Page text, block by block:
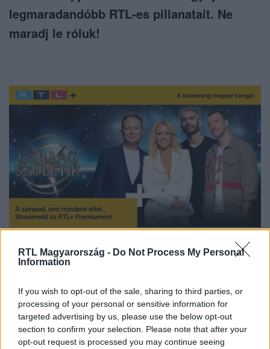
RTL Magyarország - Do Not Process My Personal
Information
If you wish to opt-out of the sale, sharing to third parties, or
processing of your personal or sensitive information for
targeted advertising by us, please use the below opt-out
section to confirm your selection. Please note that after your
opt-out request is processed you may continue seeing
legmaradandóbb RTL-es pillanatait. Ne
maradj le róluk!
Nézd a Csillag születik új évadát november 9-től minden vasárnap
az RTL-en vagy online az RTL+ Premiumon!
Streameld a teljes sorozatot előfizetés nélkül
szeptemberben az RTL+ felületén!